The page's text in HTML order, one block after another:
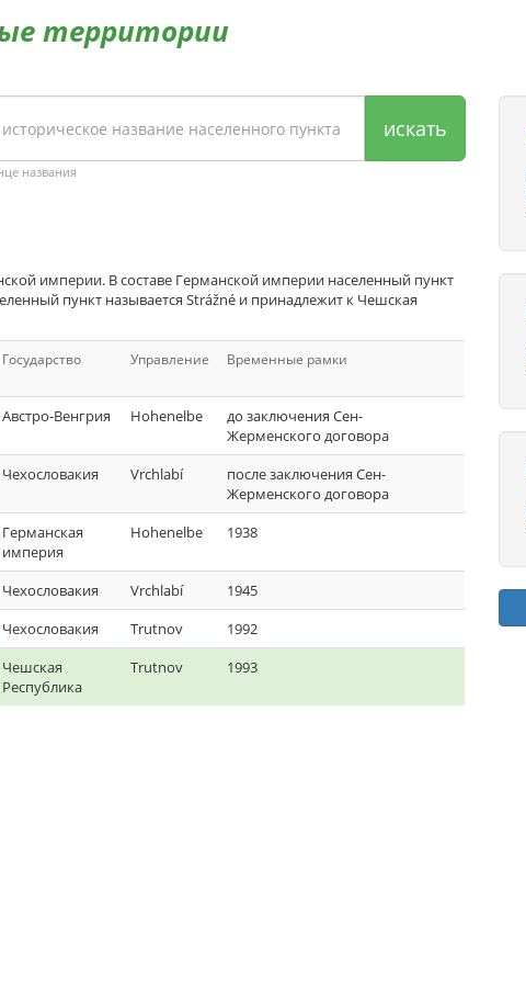
территории
искать
названия
империи. В составе Германской империи населенный пункт
пункт называется Strážné и принадлежит к Чешская
Государство Управление Временные рамки
Австро-Венгрия Hohenelbe
до заключения Сен-
Жерменского договора
Чехословакия Vrchlabí
после заключения Сен-
Жерменского договора
Германская
империя
Hohenelbe 1938
Чехословакия Vrchlabí
1945
Чехословакия Trutnov
1992
Чешская
Республика
Trutnov 1993